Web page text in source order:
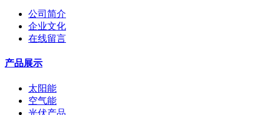
公司简介
企业文化
在线留言
产品展示
太阳能
空气能
光伏产品